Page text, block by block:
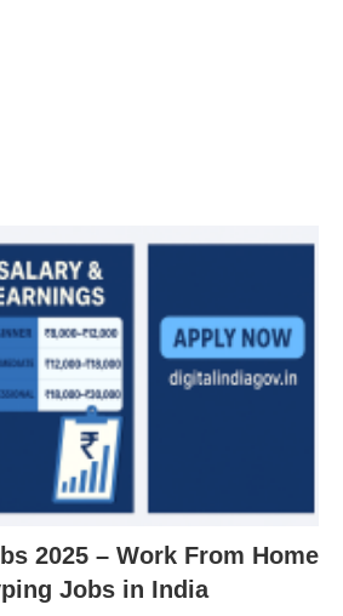
2025 – Work From Home
Jobs in India